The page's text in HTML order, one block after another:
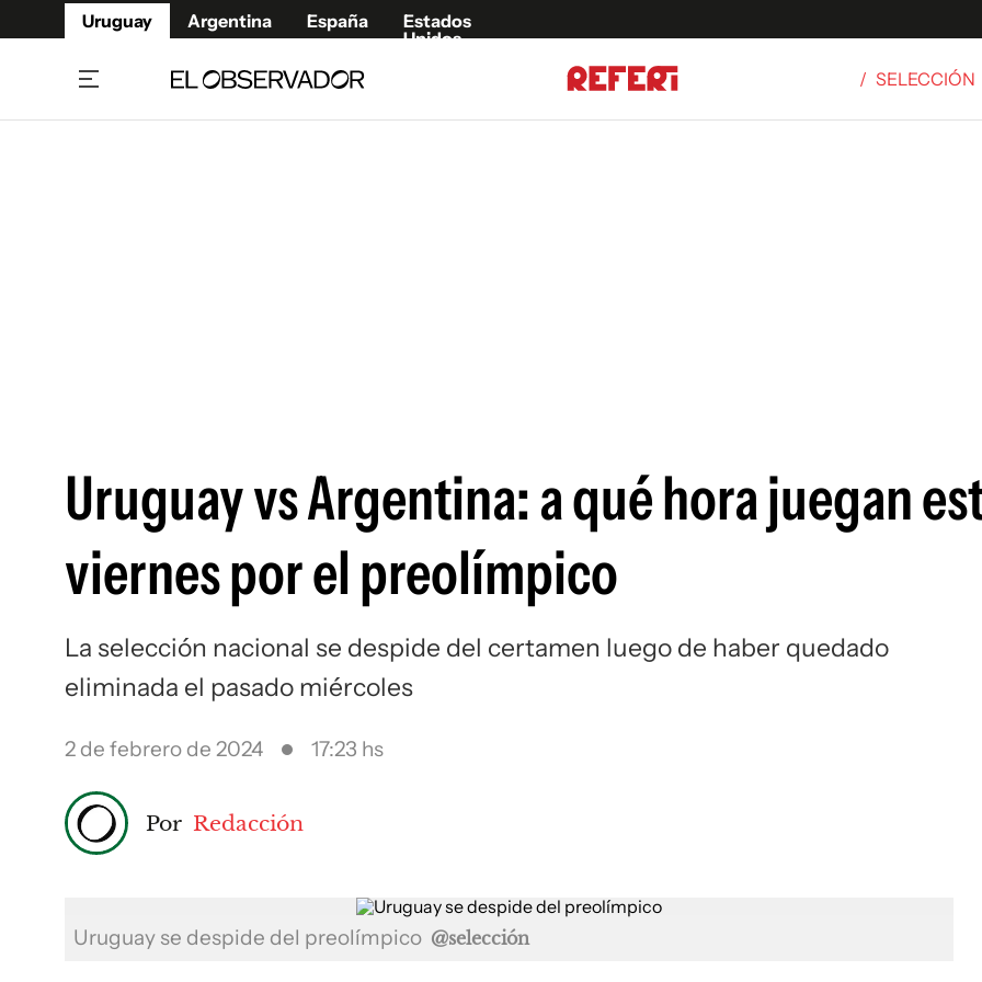
Uruguay Argentina España
Estados
Unidos
/ SELECCIÓN
Uruguay vs Argentina: a qué hora juegan
viernes por el preolímpico
La selección nacional se despide del certamen luego de haber quedado
eliminada el pasado miércoles
2 de febrero de 2024 17:23 hs
Por Redacción
Uruguay se despide del preolímpico @selección